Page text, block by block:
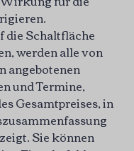
die Schaltfläche
werden alle von
angebotenen
und Termine,
Gesamtpreises, in
Sie können